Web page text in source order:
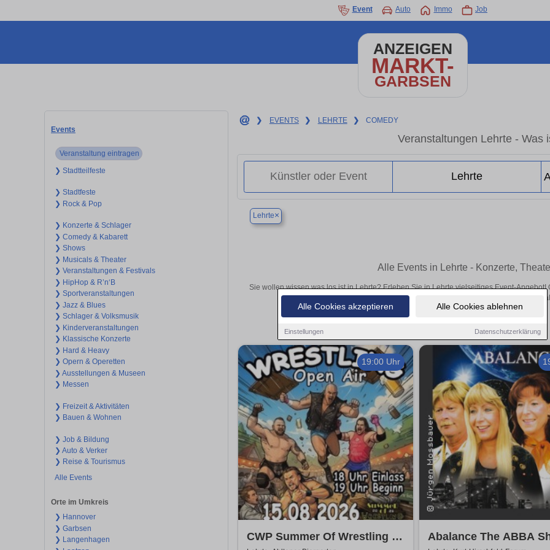
Alle Cookies akzeptieren Alle Cookies ablehnen
Einstellungen Datenschutzerklärung
Event Auto Immo Job
ANZEIGEN
MARKT-
GARBSEN
Events
Veranstaltung eintragen
❯ Stadtteilfeste
❯ Stadtfeste
❯ Rock & Pop
❯ Konzerte & Schlager
❯ Comedy & Kabarett
❯ Shows
❯ Musicals & Theater
❯ Veranstaltungen & Festivals
❯ HipHop & R’n‘B
❯ Sportveranstaltungen
❯ Jazz & Blues
❯ Schlager & Volksmusik
❯ Kinderveranstaltungen
❯ Klassische Konzerte
❯ Hard & Heavy
❯ Opern & Operetten
❯ Ausstellungen & Museen
❯ Messen
❯ Freizeit & Aktivitäten
❯ Bauen & Wohnen
❯ Job & Bildung
❯ Auto & Verker
❯ Reise & Tourismus
Alle Events
Orte im Umkreis
❯ Hannover
❯ Garbsen
❯ Langenhagen
❯ EVENTS ❯ LEHRTE ❯ COMEDY
Veranstaltungen Lehrte - Was
Lehrte×
Alle Events in Lehrte - Konzerte,
Sie wollen wissen was los ist in Lehrte? Erleben Sie in Lehrte vielseitiges Event-
aufregende Veranstaltungen in Lehrte – hier finden
19:00 Uhr
CWP Summer Of Wrestling -
Abalance The ABBA